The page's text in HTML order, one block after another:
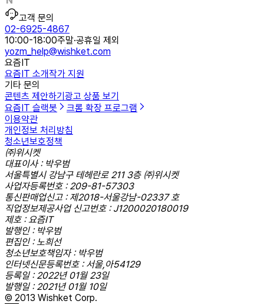
고객 문의
02-6925-4867
10:00-18:00주말·공휴일 제외
yozm_help@wishket.com
요즘IT
요즘IT 소개작가 지원
기타 문의
콘텐츠 제안하기광고 상품 보기
요즘IT 슬랙봇
크롬 확장 프로그램
이용약관
개인정보 처리방침
청소년보호정책
㈜위시켓
대표이사 : 박우범
서울특별시 강남구 테헤란로 211 3층 ㈜위시켓
사업자등록번호 : 209-81-57303
통신판매업신고 : 제2018-서울강남-02337 호
직업정보제공사업 신고번호 : J1200020180019
제호 : 요즘IT
발행인 : 박우범
편집인 : 노희선
청소년보호책임자 : 박우범
인터넷신문등록번호 : 서울,아54129
등록일 : 2022년 01월 23일
발행일 : 2021년 01월 10일
© 2013 Wishket Corp.